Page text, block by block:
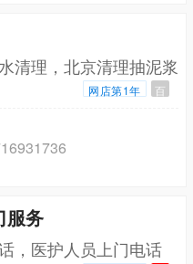
清理，北京清理抽泥浆
网店第1年 百
服务
，医护人员上门电话